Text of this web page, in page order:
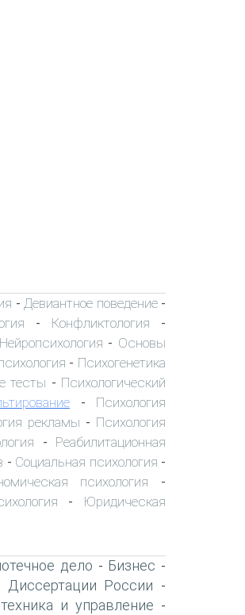
- Девиантное поведение-
- Конфликтология -
Нейропсихология - Основы
- Психогенетика
тесты - Психологический
- Психология
рекламы - Психология
- Реабилитационная
- Социальная психология -
психология -
-
Юридическая
дело - Бизнес -
Диссертации России -
и управление -